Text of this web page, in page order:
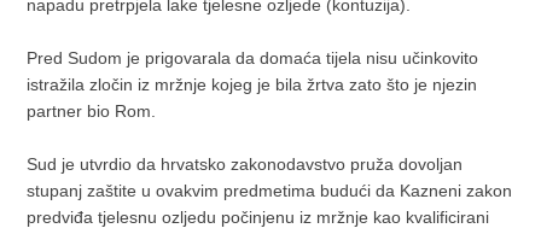
napadu pretrpjela lake tjelesne ozljede (kontuzija).
Pred Sudom je prigovarala da domaća tijela nisu učinkovito
istražila zločin iz mržnje kojeg je bila žrtva zato što je njezin
partner bio Rom.
Sud je utvrdio da hrvatsko zakonodavstvo pruža dovoljan
stupanj zaštite u ovakvim predmetima budući da Kazneni zakon
predviđa tjelesnu ozljedu počinjenu iz mržnje kao kvalificirani